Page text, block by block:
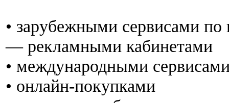
• зарубежными сервисами по
— рекламными кабинетами
• международными
• онлайн-покупками